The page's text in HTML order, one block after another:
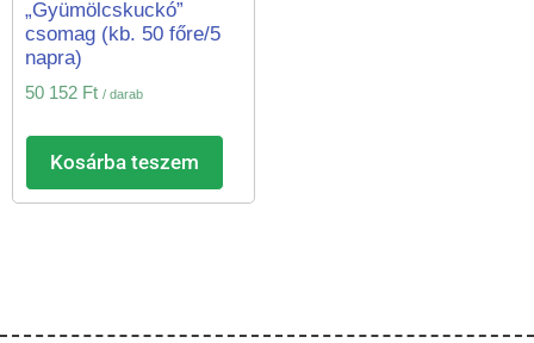
„Gyümölcskuckó”
csomag (kb. 50 főre/5
napra)
50 152 Ft / darab
Kosárba teszem